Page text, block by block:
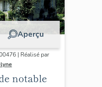
Aperçu
| Réalisé par
notable